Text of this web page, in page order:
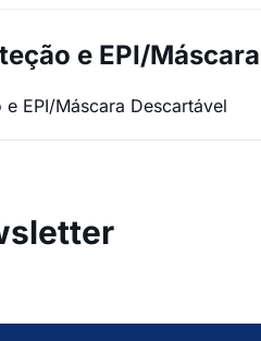
e EPI/
EPI/Máscara Descartável